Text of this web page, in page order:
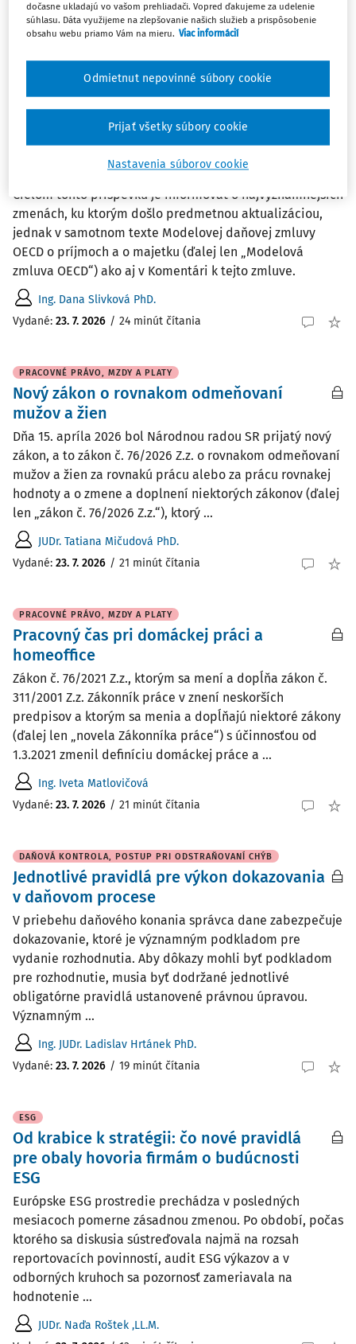
Slovenskej republiky, ale aj na detský tábor, ...
Ing. Iveta Matlovičová
Vydané:23. 7. 2026 / 31 minút čítania
MEDZINÁRODNÉ ZDAŇOVANIE, TRANSFEROVÉ OCEŇOVANIE
Aktualizácia modelovej daňovej zmluvy
OECD o príjmoch a o majetku z novembra
Cieľom tohto príspevku je informovať o najvýznamnejších
zmenách, ku ktorým došlo predmetnou aktualizáciou,
jednak v samotnom texte Modelovej daňovej zmluvy
OECD o príjmoch a o majetku (ďalej len „Modelová
zmluva OECD“) ako aj v Komentári k tejto zmluve.
Ing. Dana Slivková PhD.
Vydané: 23. 7. 2026 / 24 minút čítania
PRACOVNÉ PRÁVO, MZDY A PLATY
Nový zákon o rovnakom odmeňovaní
mužov a žien
Dňa 15. apríla 2026 bol Národnou radou SR prijatý nový
zákon, a to zákon č. 76/2026 Z.z. o rovnakom odmeňovaní
mužov a žien za rovnakú prácu alebo za prácu rovnakej
hodnoty a o zmene a doplnení niektorých zákonov (ďalej
len „zákon č. 76/2026 Z.z.“), ktorý ...
JUDr. Tatiana Mičudová PhD.
Vydané: 23. 7. 2026 / 21 minút čítania
PRACOVNÉ PRÁVO, MZDY A PLATY
Pracovný čas pri domáckej práci a
homeoffice
Zákon č. 76/2021 Z.z., ktorým sa mení a dopĺňa zákon č.
311/2001 Z.z. Zákonník práce v znení neskorších
predpisov a ktorým sa menia a dopĺňajú niektoré zákony
(ďalej len „novela Zákonníka práce“) s účinnosťou od
1.3.2021 zmenil definíciu domáckej práce a ...
Ing. Iveta Matlovičová
Vydané: 23. 7. 2026 / 21 minút čítania
DAŇOVÁ KONTROLA, POSTUP PRI ODSTRAŇOVANÍ CHÝB
Jednotlivé pravidlá pre výkon dokazovania
v daňovom procese
V priebehu daňového konania správca dane zabezpečuje
dokazovanie, ktoré je významným podkladom pre
vydanie rozhodnutia. Aby dôkazy mohli byť podkladom
pre rozhodnutie, musia byť dodržané jednotlivé
obligatórne pravidlá ustanovené právnou úpravou.
Významným ...
Ing. JUDr. Ladislav Hrtánek PhD.
Vydané: 23. 7. 2026 / 19 minút čítania
ESG
Od krabice k stratégii: čo nové pravidlá
pre obaly hovoria firmám o budúcnosti
ESG
Európske ESG prostredie prechádza v posledných
mesiacoch pomerne zásadnou zmenou. Po období, počas
ktorého sa diskusia sústreďovala najmä na rozsah
reportovacích povinností, audit ESG výkazov a v
odborných kruhoch sa pozornosť zameriavala na
hodnotenie ...
JUDr. Naďa Roštek ,LL.M.
dočasne ukladajú vo vašom prehliadači. Vopred ďakujeme za udelenie
súhlasu. Dáta využijeme na zlepšovanie našich služieb a prispôsobenie
obsahu webu priamo Vám na mieru. Viac informácií
Nastavenia súborov cookie
Odmietnut nepovinné súbory cookie
Prijať všetky súbory cookie